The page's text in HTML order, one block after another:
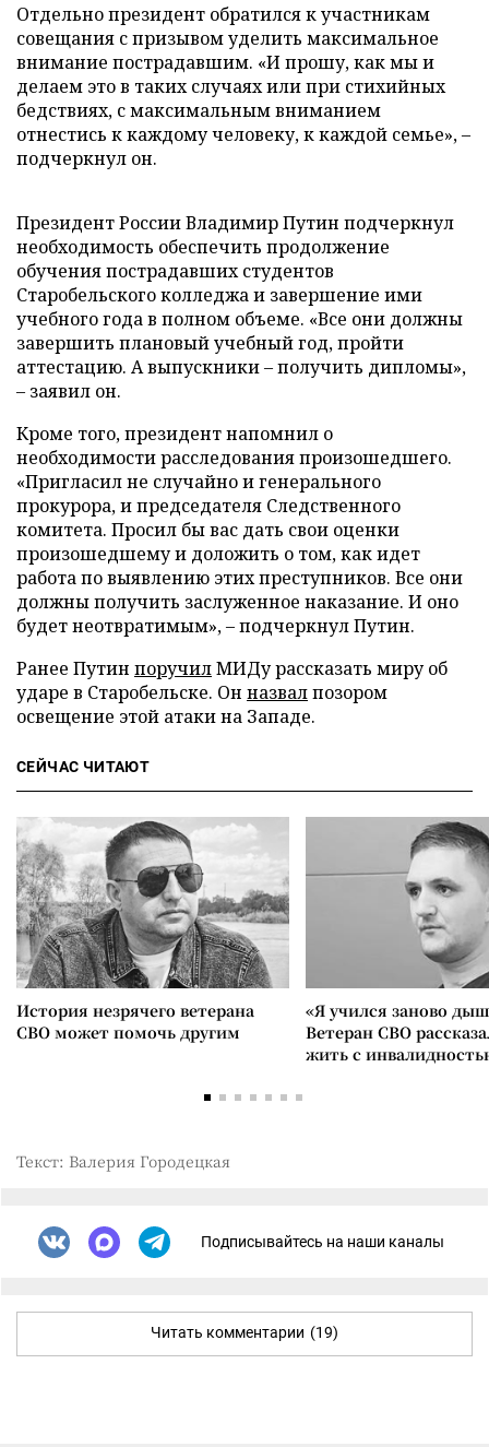
Отдельно президент обратился к участникам
совещания с призывом уделить максимальное
внимание пострадавшим. «И прошу, как мы и
делаем это в таких случаях или при стихийных
бедствиях, с максимальным вниманием
отнестись к каждому человеку, к каждой семье», –
подчеркнул он.
Президент России Владимир Путин подчеркнул
необходимость обеспечить продолжение
обучения пострадавших студентов
Старобельского колледжа и завершение ими
учебного года в полном объеме. «Все они должны
завершить плановый учебный год, пройти
аттестацию. А выпускники – получить дипломы»,
– заявил он.
Кроме того, президент напомнил о
необходимости расследования произошедшего.
«Пригласил не случайно и генерального
прокурора, и председателя Следственного
комитета. Просил бы вас дать свои оценки
произошедшему и доложить о том, как идет
работа по выявлению этих преступников. Все они
должны получить заслуженное наказание. И оно
будет неотвратимым», – подчеркнул Путин.
Ранее Путин поручилМИДу рассказать миру об
ударе в Старобельске. Он назвалпозором
освещение этой атаки на Западе.
СЕЙЧАС ЧИТАЮТ
История незрячего ветерана
СВО может помочь другим
«Я учился заново
Ветеран СВО
жить с
Текст: Валерия Городецкая
Подписывайтесь на наши каналы
Читать комментарии (19)